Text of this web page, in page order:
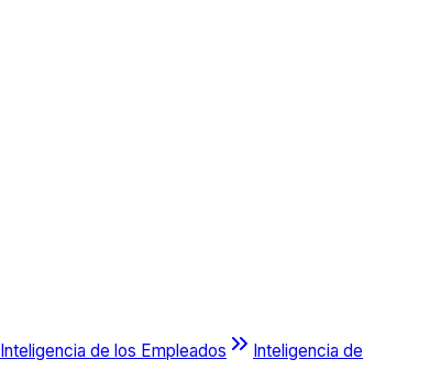
Inteligencia de los Empleados
Inteligencia de